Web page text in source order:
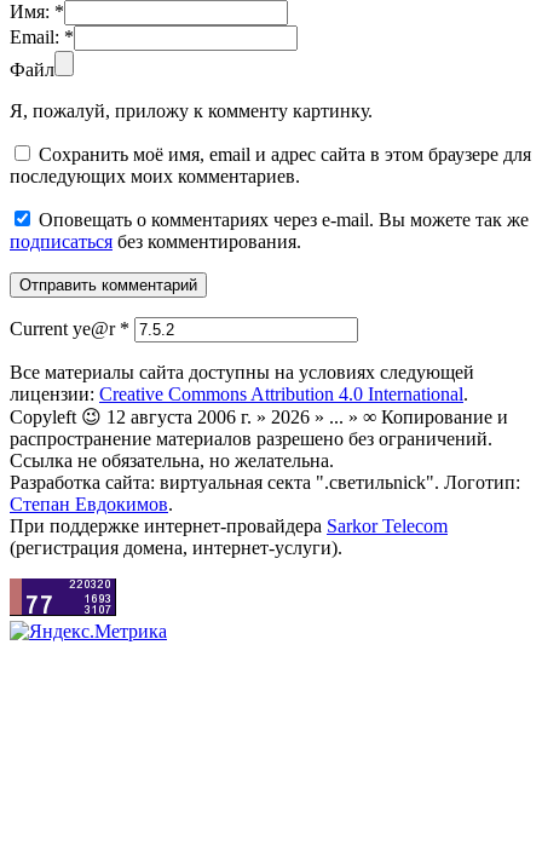
Имя: *
Email: *
Файл
Я, пожалуй, приложу к комменту картинку.
Сохранить моё имя, email и адрес сайта в этом браузере для
последующих моих комментариев.
Оповещать о комментариях через e-mail. Вы можете так же
подписаться без комментирования.
Current ye@r *
Все материалы сайта доступны на условиях следующей
лицензии: Creative Commons Attribution 4.0 International.
Copyleft 😉 12 августа 2006 г. » 2026 » ... » ∞ Копирование и
распространение материалов разрешено без ограничений.
Ссылка не обязательна, но желательна.
Разработка сайта: виртуальная секта ".светильnick". Логотип:
Степан Евдокимов.
При поддержке интернет-провайдера Sarkor Telecom
(регистрация домена, интернет-услуги).